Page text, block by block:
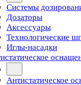
Системы
Дозаторы
Аксессуары
Технологические
Иглы-насадки
Антистатическое